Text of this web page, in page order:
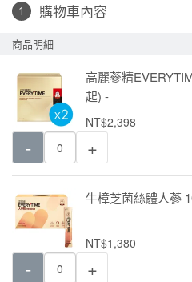
購物車內容
商品明細
高麗蔘精
起) -
NT$2,398
- +
牛樟芝菌絲體人蔘
NT$1,380
- +